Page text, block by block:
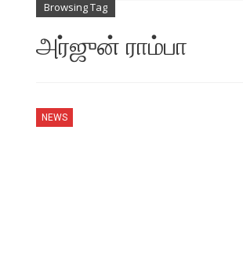
Browsing Tag
அர்ஜுன் ராம்பா
NEWS